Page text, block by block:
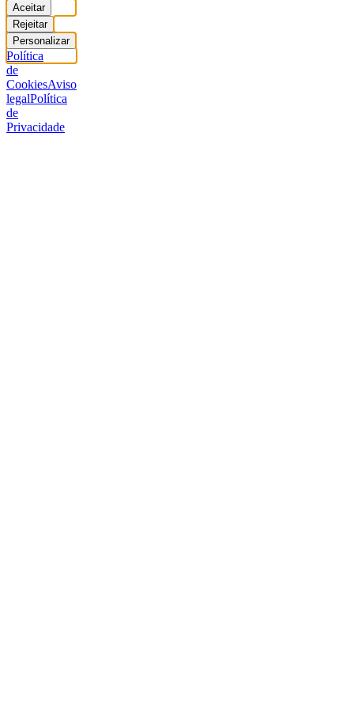
Aceitar
Rejeitar
Personalizar
Política
de
CookiesAviso
legalPolítica
de
Privacidade